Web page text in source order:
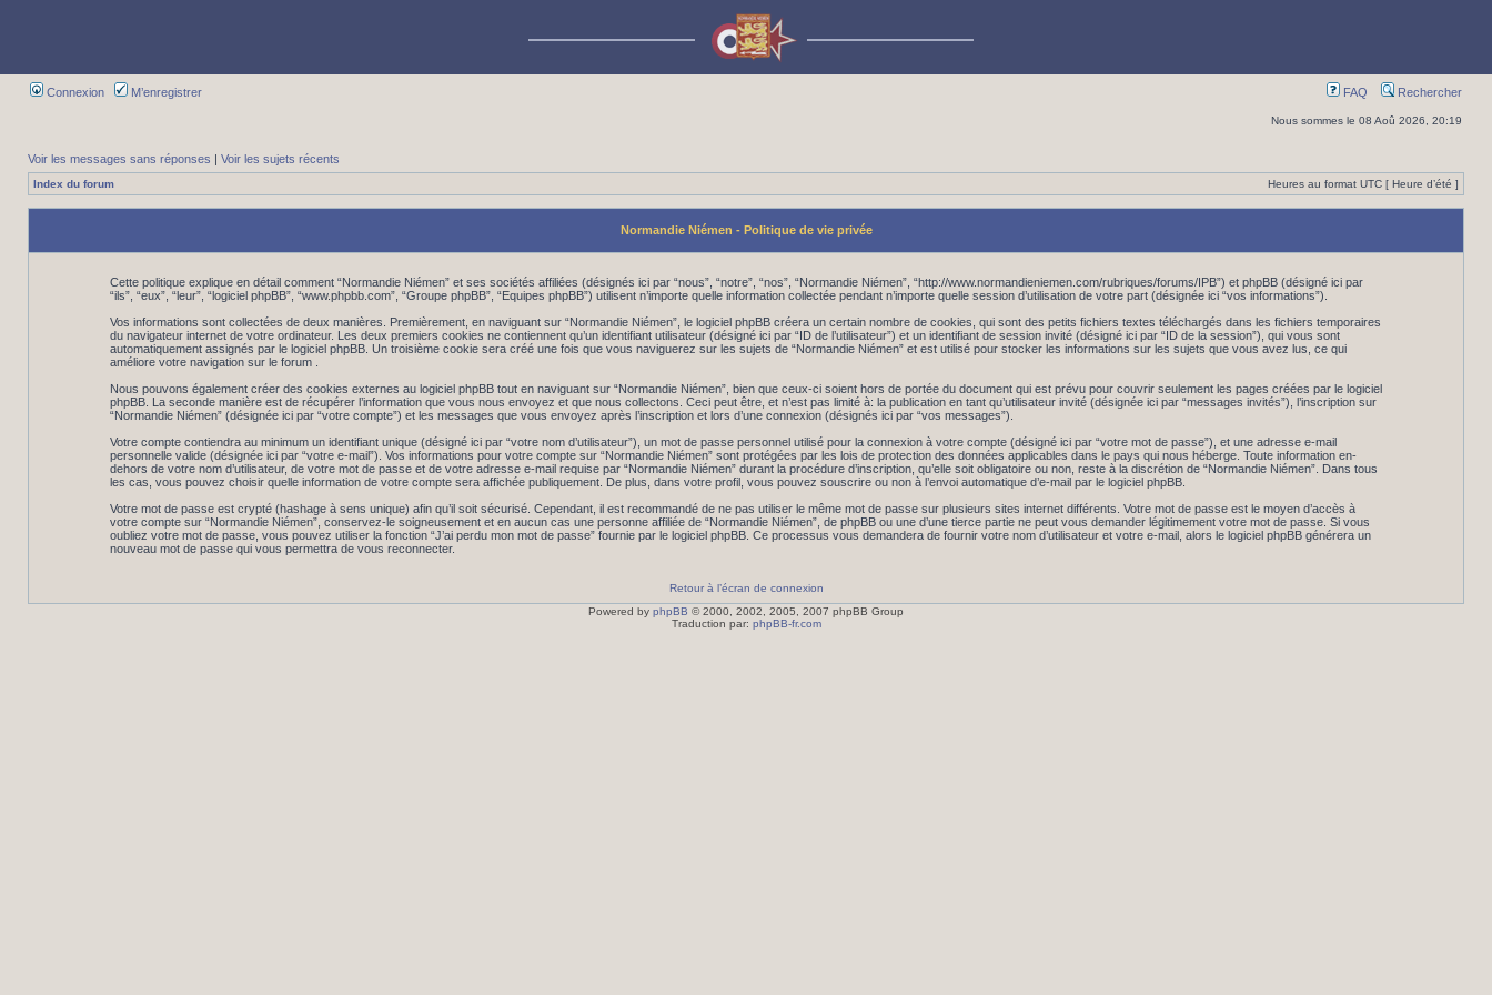
Connexion M’enregistrer FAQ Rechercher
Nous sommes le 08 Aoû 2026, 20:19
Voir les messages sans réponses | Voir les sujets récents
Index du forum Heures au format UTC [ Heure d’été ]
Normandie Niémen - Politique de vie privée
Cette politique explique en détail comment “Normandie Niémen” et ses sociétés affiliées (désignés ici par “nous”, “notre”, “nos”, “Normandie Niémen”, “http://www.normandieniemen.com/rubriques/forums/IPB”) et phpBB (désigné ici par
“ils”, “eux”, “leur”, “logiciel phpBB”, “www.phpbb.com”, “Groupe phpBB”, “Equipes phpBB”) utilisent n’importe quelle information collectée pendant n’importe quelle session d’utilisation de votre part (désignée ici “vos informations”).
Vos informations sont collectées de deux manières. Premièrement, en naviguant sur “Normandie Niémen”, le logiciel phpBB créera un certain nombre de cookies, qui sont des petits fichiers textes téléchargés dans les fichiers temporaires
du navigateur internet de votre ordinateur. Les deux premiers cookies ne contiennent qu’un identifiant utilisateur (désigné ici par “ID de l’utilisateur”) et un identifiant de session invité (désigné ici par “ID de la session”), qui vous sont
automatiquement assignés par le logiciel phpBB. Un troisième cookie sera créé une fois que vous naviguerez sur les sujets de “Normandie Niémen” et est utilisé pour stocker les informations sur les sujets que vous avez lus, ce qui
améliore votre navigation sur le forum .
Nous pouvons également créer des cookies externes au logiciel phpBB tout en naviguant sur “Normandie Niémen”, bien que ceux-ci soient hors de portée du document qui est prévu pour couvrir seulement les pages créées par le logiciel
phpBB. La seconde manière est de récupérer l’information que vous nous envoyez et que nous collectons. Ceci peut être, et n’est pas limité à: la publication en tant qu’utilisateur invité (désignée ici par “messages invités”), l’inscription sur
“Normandie Niémen” (désignée ici par “votre compte”) et les messages que vous envoyez après l’inscription et lors d’une connexion (désignés ici par “vos messages”).
Votre compte contiendra au minimum un identifiant unique (désigné ici par “votre nom d’utilisateur”), un mot de passe personnel utilisé pour la connexion à votre compte (désigné ici par “votre mot de passe”), et une adresse e-mail
personnelle valide (désignée ici par “votre e-mail”). Vos informations pour votre compte sur “Normandie Niémen” sont protégées par les lois de protection des données applicables dans le pays qui nous héberge. Toute information en-
dehors de votre nom d’utilisateur, de votre mot de passe et de votre adresse e-mail requise par “Normandie Niémen” durant la procédure d’inscription, qu’elle soit obligatoire ou non, reste à la discrétion de “Normandie Niémen”. Dans tous
les cas, vous pouvez choisir quelle information de votre compte sera affichée publiquement. De plus, dans votre profil, vous pouvez souscrire ou non à l’envoi automatique d’e-mail par le logiciel phpBB.
Votre mot de passe est crypté (hashage à sens unique) afin qu’il soit sécurisé. Cependant, il est recommandé de ne pas utiliser le même mot de passe sur plusieurs sites internet différents. Votre mot de passe est le moyen d’accès à
votre compte sur “Normandie Niémen”, conservez-le soigneusement et en aucun cas une personne affiliée de “Normandie Niémen”, de phpBB ou une d’une tierce partie ne peut vous demander légitimement votre mot de passe. Si vous
oubliez votre mot de passe, vous pouvez utiliser la fonction “J’ai perdu mon mot de passe” fournie par le logiciel phpBB. Ce processus vous demandera de fournir votre nom d’utilisateur et votre e-mail, alors le logiciel phpBB générera un
nouveau mot de passe qui vous permettra de vous reconnecter.
Retour à l’écran de connexion
Powered by phpBB © 2000, 2002, 2005, 2007 phpBB Group
Traduction par: phpBB-fr.com